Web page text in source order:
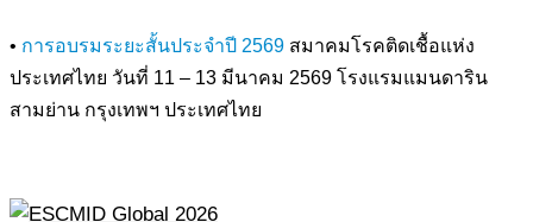
• การอบรมระยะสั้นประจำปี 2569 สมาคมโรคติดเชื้อแห่ง
ประเทศไทย วันที่ 11 – 13 มีนาคม 2569 โรงแรมแมนดาริน
สามย่าน กรุงเทพฯ ประเทศไทย